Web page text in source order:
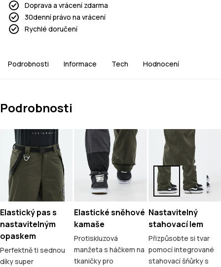
Doprava a vrácení zdarma
30denní právo na vrácení
Rychlé doručení
Podrobnosti Informace Tech Hodnocení
Podrobnosti
Elastický pas s
nastavitelným
opaskem
Perfektně ti sednou
díky super
Elastické sněhové
kamaše
Protiskluzová
manžeta s háčkem na
tkaničky pro
Nastavitelný
stahovací lem
Přizpůsobte si tvar
pomocí integrované
stahovací šňůrky s